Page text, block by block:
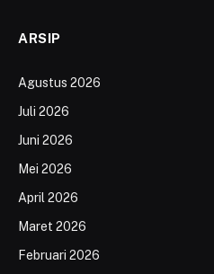
ARSIP
Agustus 2026
Juli 2026
Juni 2026
Mei 2026
April 2026
Maret 2026
Februari 2026